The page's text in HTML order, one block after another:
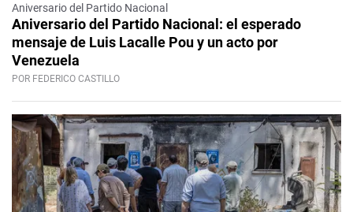
Aniversario del Partido Nacional
Aniversario del Partido Nacional: el esperado
mensaje de Luis Lacalle Pou y un acto por
Venezuela
POR FEDERICO CASTILLO